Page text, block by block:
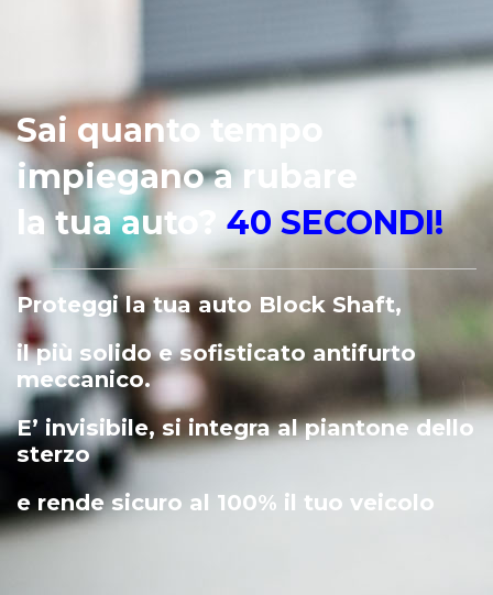
Sai quanto tempo
impiegano a rubare
la tua auto? 40 SECONDI!
Proteggi la tua auto Block Shaft,
il più solido e sofisticato antifurto
meccanico.
E’ invisibile, si integra al piantone dello
sterzo